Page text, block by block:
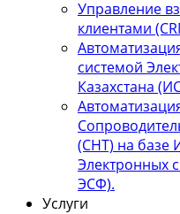
Управление
клиентами
системой
Казахстана
(СНТ) на базе
Электронных
ЭСФ).
Услуги